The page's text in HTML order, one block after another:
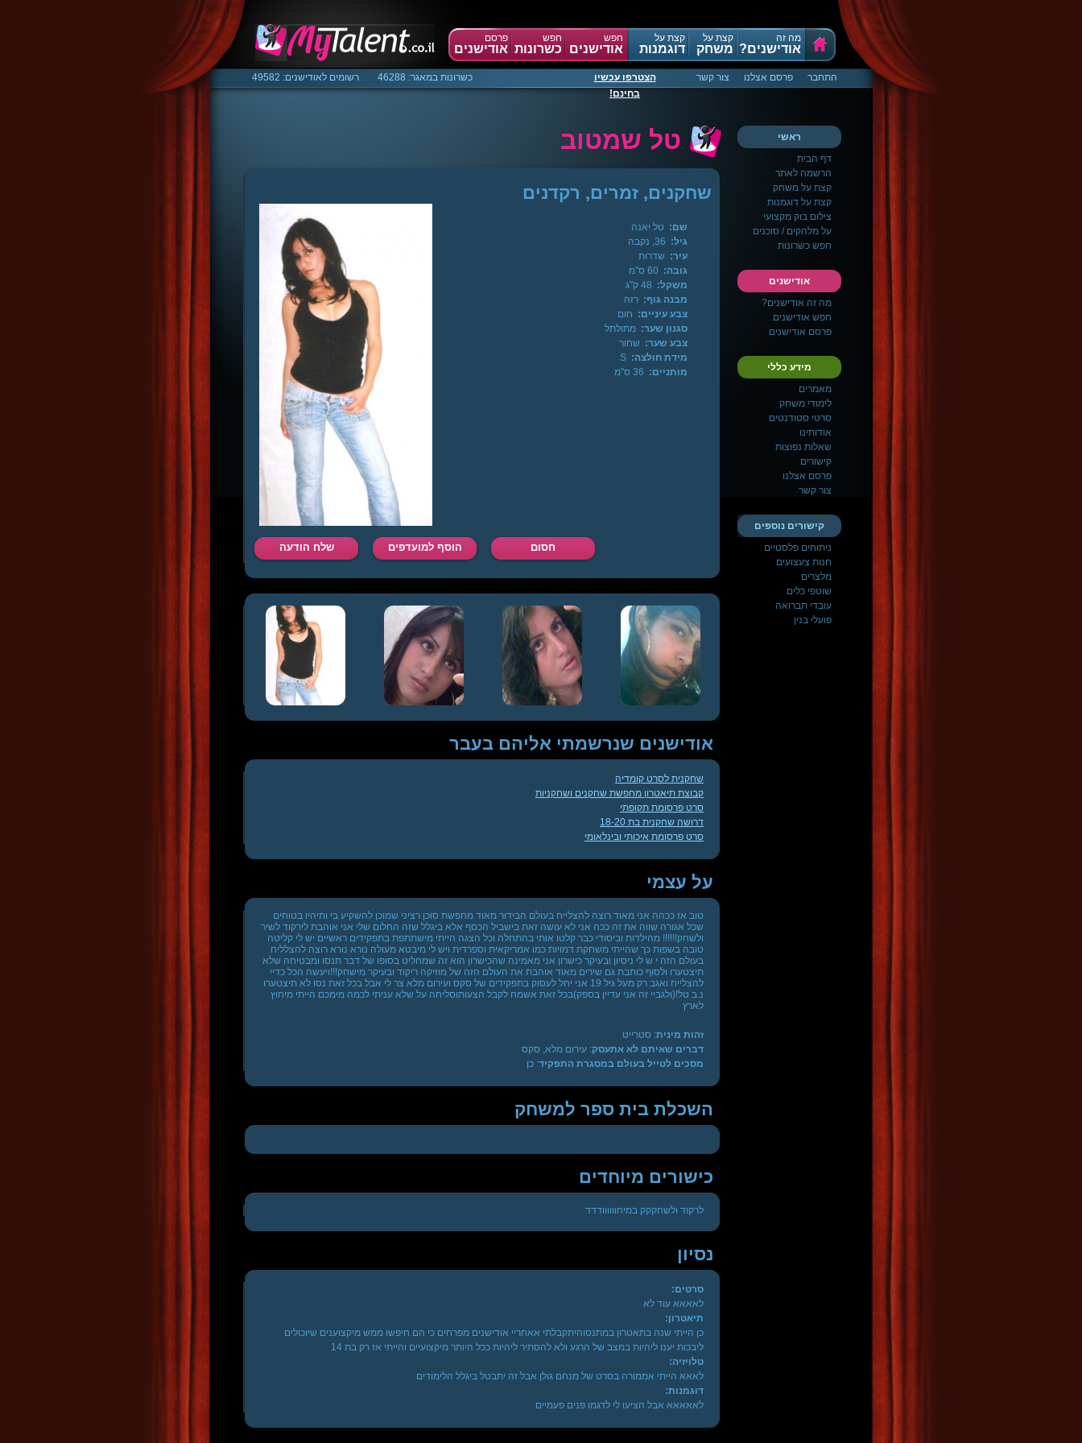
פרסם
אודישנים
חפש
כשרונות
חפש
אודישנים
קצת על
דוגמנות
קצת על
משחק
מה זה
אודישנים?
התחבר פרסם אצלנו צור קשר
הצטרפו עכשיו
בחינם!
כשרונות במאגר: 46288 רשומים לאודישנים: 49582
טל שמטוב
שחקנים, זמרים, רקדנים
שם: טל יאנה
גיל:
עיר: שדרות
גובה:
משקל:
מבנה גוף: רזה
צבע עיניים: חום
סגנון שער: מתולתל
צבע שער: שחור
מידת חולצה:
מותניים:
שלח הודעה הוסף למועדפים חסום
אודישנים שנרשמתי אליהם בעבר
שחקנית לסרט קומדיה
קבוצת תיאטרון מחפשת שחקנים ושחקניות
סרט פרסומת תקופתי
דרושה שחקנית בת 18-20
סרט פרסומת איכותי ובינלאומי
על עצמי
טוב אז ככהה אני מאוד רוצה להצלייח בעולם הבידור מאוד מחפשת סוכן רציני שמוכן להשקיע בי ותיהיו בטוחים
שכל אגורה שווה את זה ככה אני לא עושה זאת בישביל הכסף אלא ביגלל שזה החלום שלי אני אוהבת לירקוד לשיר
ולשחק!!!!!! מהילדות וביסודי כבר קלטו אותי בהתחלה וכל הצגה הייתי מישתתפת בתפקידים ראשיים יש לי קליטה
טובה בשפות כך שהייתי משחקת דמויות כמו אמריקאית וספרדית ויש לי מיבטא מעולה נורא נורא רוצה להצלליח
בעולם הזה י ש לי ניסיון ובעיקר כישרון אני מאמינה שהכישרון הוא זה שמחליט בסופו של דבר תנסו ומבטיחה שלא
תיצטערו ולסוף כותבת גם שירים מאוד אוהבת את העולם הזה של מוזיקה ריקוד ובעיקר מישחק!!!ויעשה הכל כדיי
להצלייח ואגב רק מעל גיל 19 אני יחל לעסוק בתפקידים של סקס ועירום מלא צר לי אבל בכל זאת נסו לא תיצטערו
נ.ב טל!(ולגביי זה אני עדיין בספק)בכל זאת אשמח לקבל הצעותוסליחה על שלא עניתי לכמה מימכם הייתי מיחוץ
לארץ
זהות מינית: סטרייט
דברים שאיתם לא אתעסק: עירום מלא, סקס
מסכים לטייל בעולם במסגרת התפקיד: כן
השכלת בית ספר למשחק
כישורים מיוחדים
לרקוד ולשחקקק במיחוווווודדד
נסיון
סרטים:
לאאאא עוד לא
תיאטרון:
כן הייתי שנה בתאטרון במתנסוהיתקבלתי אאחריי אודישנים מפרחים כי הם חיפשו ממש מיקצוענים שיוכולים
ליבכות יענו ליהיות במצב של הרגע ולא להסתיר ליהיות ככל היותר מיקצועיים והייתי אז רק בת 14
טלויזיה:
לאאא הייתי אממורה בסרט של מנחם גולן אבל זה יתבטל ביגלל הלימודים
דוגמנות:
לאאאאא אבל הציעו לי לדגמו פנים פעמיים
ראשי
דף הבית
הרשמה לאתר
קצת על משחק
קצת על דוגמנות
צילום בוק מקצועי
על מלהקים / סוכנים
חפש כשרונות
אודישנים
מה זה אודישנים?
חפש אודישנים
פרסם אודישנים
מידע כללי
מאמרים
לימודי משחק
סרטי סטודנטים
אודותינו
שאלות נפוצות
קישורים
פרסם אצלנו
צור קשר
קישורים נוספים
ניתוחים פלסטיים
חנות צעצועים
מלצרים
שוטפי כלים
עובדי תברואה
פועלי בנין